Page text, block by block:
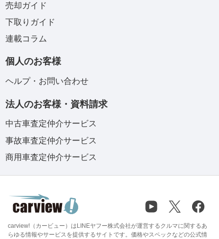
売却ガイド
下取りガイド
連載コラム
個人のお客様
ヘルプ・お問い合わせ
法人のお客様・資料請求
中古車査定仲介サービス
事故車査定仲介サービス
商用車査定仲介サービス
carview!（カービュー）はLINEヤフー株式会社が運営するクルマに関するあ
らゆる情報やサービスを提供するサイトです。価格やスペックなどの公式情